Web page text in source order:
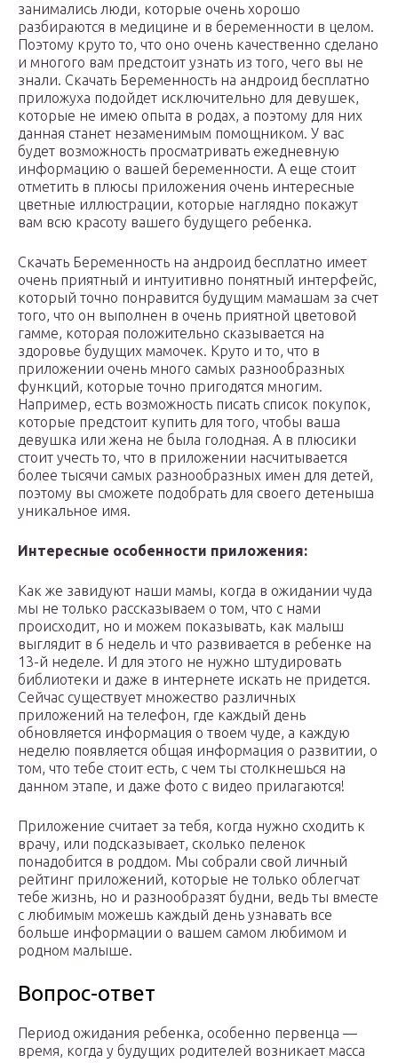
занимались люди, которые очень хорошо
разбираются в медицине и в беременности в целом.
Поэтому круто то, что оно очень качественно сделано
и многого вам предстоит узнать из того, чего вы не
знали. Скачать Беременность на андроид бесплатно
приложуха подойдет исключительно для девушек,
которые не имею опыта в родах, а поэтому для них
данная станет незаменимым помощником. У вас
будет возможность просматривать ежедневную
информацию о вашей беременности. А еще стоит
отметить в плюсы приложения очень интересные
цветные иллюстрации, которые наглядно покажут
вам всю красоту вашего будущего ребенка.
Скачать Беременность на андроид бесплатно имеет
очень приятный и интуитивно понятный интерфейс,
который точно понравится будущим мамашам за счет
того, что он выполнен в очень приятной цветовой
гамме, которая положительно сказывается на
здоровье будущих мамочек. Круто и то, что в
приложении очень много самых разнообразных
функций, которые точно пригодятся многим.
Например, есть возможность писать список покупок,
которые предстоит купить для того, чтобы ваша
девушка или жена не была голодная. А в плюсики
стоит учесть то, что в приложении насчитывается
более тысячи самых разнообразных имен для детей,
поэтому вы сможете подобрать для своего детеныша
уникальное имя.
Интересные особенности приложения:
Как же завидуют наши мамы, когда в ожидании чуда
мы не только рассказываем о том, что с нами
происходит, но и можем показывать, как малыш
выглядит в 6 недель и что развивается в ребенке на
13-й неделе. И для этого не нужно штудировать
библиотеки и даже в интернете искать не придется.
Сейчас существует множество различных
приложений на телефон, где каждый день
обновляется информация о твоем чуде, а каждую
неделю появляется общая информация о развитии, о
том, что тебе стоит есть, с чем ты столкнешься на
данном этапе, и даже фото с видео прилагаются!
Приложение считает за тебя, когда нужно сходить к
врачу, или подсказывает, сколько пеленок
понадобится в роддом. Мы собрали свой личный
рейтинг приложений, которые не только облегчат
тебе жизнь, но и разнообразят будни, ведь ты вместе
с любимым можешь каждый день узнавать все
больше информации о вашем самом любимом и
родном малыше.
Вопрос-ответ
Период ожидания ребенка, особенно первенца —
время, когда у будущих родителей возникает масса